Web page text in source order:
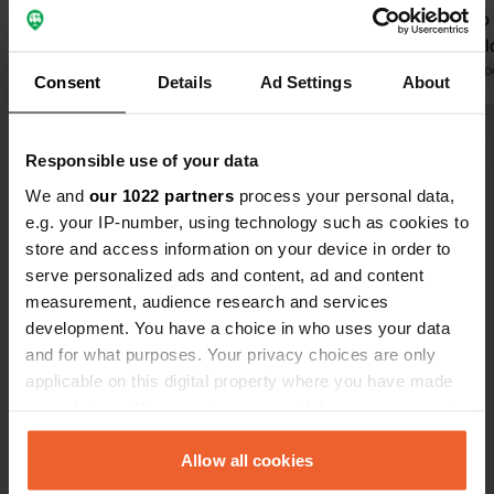
Consent Details Ad Settings About
Responsible use of your data
We and our 1022 partners process your personal data,
e.g. your IP-number, using technology such as cookies to
store and access information on your device in order to
serve personalized ads and content, ad and content
measurement, audience research and services
development. You have a choice in who uses your data
and for what purposes. Your privacy choices are only
applicable on this digital property where you have made
any time from the Cookie Declaration or by clicking on
the Privacy trigger icon.Allow all cookies
porto molto
sito. Le
👍
Tradotto da
Sei stato qui?
Contatto
Posizione
Am Eisenbahndock